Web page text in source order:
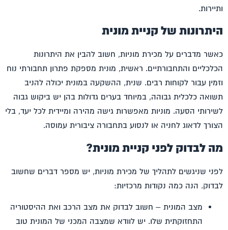
ותיירות.
היתרונות של קניית מונית
כאשר מדברים על מכירת מוניות, חשוב להבין את היתרונות
הכלכליים והתחבורתיים. ראשית, מונית מספקת פתרון תחבורתי נוח
וזמין עבור לקוחות רבים. שנית, ההשקעה במונית יכולה להניב
תשואה כלכלית גבוהה, במיוחד בערים גדולות בהן יש ביקוש גבוה
לשירותי הסעה. מוניות מאפשרות גישה מהירה ומיידית לכל יעד, בלי
הצורך לדאוג לחניה או לנסוע בתחבורה ציבורית עמוסה.
מה לבדוק לפני קניית מונית?
לפני שניגשים לתהליך של מכירת מוניות, יש מספר דברים שחשוב
לבדוק. הנה כמה נקודות מרכזיות:
מצב המונית – חשוב לבדוק את מצב הרכב ואת ההיסטוריה
התחזוקתית שלו. יש לוודא שמצבה המכני של המונית טוב